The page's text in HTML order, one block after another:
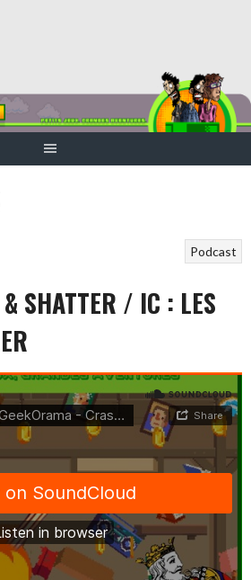
Podcast
SHATTER / IC : LES